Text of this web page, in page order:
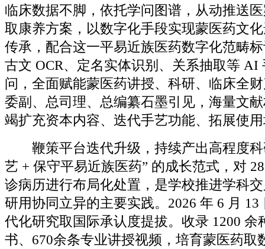
临床数据不脚，依托学问图谱，从动推送
取康养方案，以数字化手段实现蒙医药文
传承，配合这一平易近族医药数字化范畴
古文 OCR、定名实体识别、关系抽取等 AI
问，全面赋能蒙医药讲授、科研、临床全
委副、总司理、总编纂石墨引见，海量文
竭扩充资本内容、迭代手艺功能、拓展使
鞭策平台迭代升级，持续产出高程度科
艺 + 保守平易近族医药” 的成长范式，对
诊病历进行布局化处置，是学校推进学科
研用协同立异的主要实践。2026 年 6 月
代化研究取国际承认度提拔。收录 1200 余
书、670余条专业讲授视频，培育蒙医药取